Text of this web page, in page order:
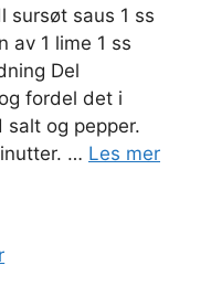
sursøt saus 1 ss
av 1 lime 1 ss
Del
fordel det i
salt og pepper.
… Les mer